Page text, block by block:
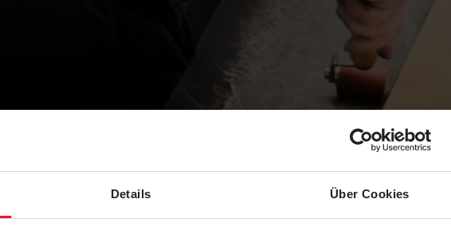
Details Über Cookies